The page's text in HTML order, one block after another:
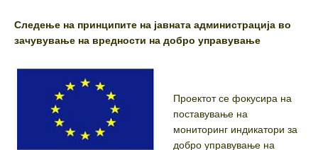
Следење на принципите на јавната администрација во
зачувување на вредности на добро управување
Проектот се фокусира на
поставување на
мониторинг индикатори за
добро управување на